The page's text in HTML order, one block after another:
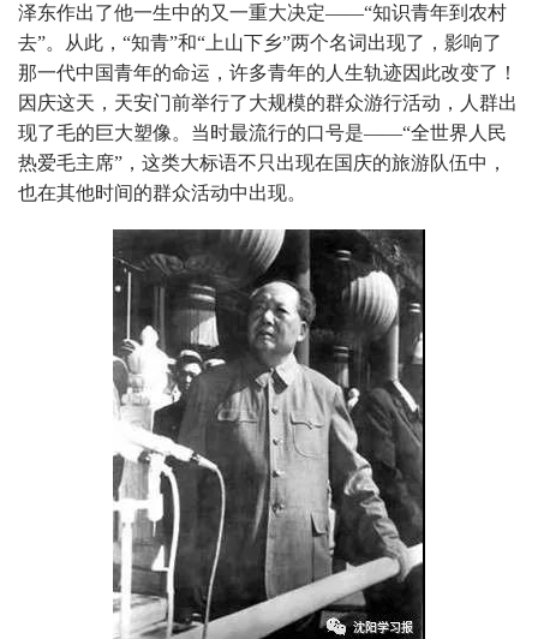
泽东作出了他一生中的又一重大决定——“知识青年到农村
去”。从此，“知青”和“上山下乡”两个名词出现了，影响了
那一代中国青年的命运，许多青年的人生轨迹因此改变了！
因庆这天，天安门前举行了大规模的群众游行活动，人群出
现了毛的巨大塑像。当时最流行的口号是——“全世界人民
热爱毛主席”，这类大标语不只出现在国庆的旅游队伍中，
也在其他时间的群众活动中出现。